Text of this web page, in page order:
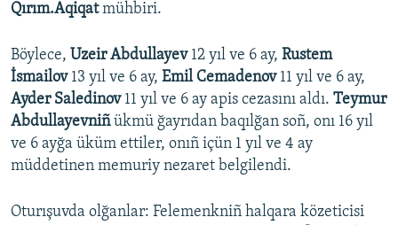
Qırım.Aqiqatmühbiri.
Böylece, Uzeir Abdullayev12 yıl ve 6 ay, Rustem
İsmailov13 yıl ve 6 ay, Emil Cemadenov11 yıl ve 6 ay,
Ayder Saledinov11 yıl ve 6 ay apis cezasını aldı. Teymur
Abdullayevniñükmü ğayrıdan baqılğan soñ, onı 16 yıl
ve 6 ayğa üküm ettiler, onıñ içün 1 yıl ve 4 ay
müddetinen memuriy nezaret belgilendi.
Oturışuvda olğanlar: Felemenkniñ halqara közeticisi